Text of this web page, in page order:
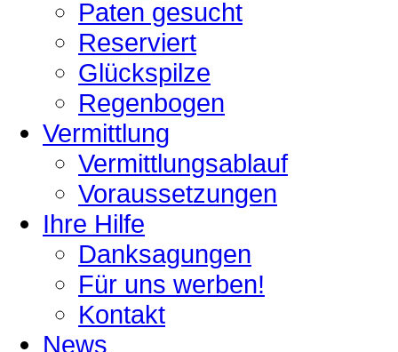
Paten gesucht
Reserviert
Glückspilze
Regenbogen
Vermittlung
Vermittlungsablauf
Voraussetzungen
Ihre Hilfe
Danksagungen
Für uns werben!
Kontakt
News